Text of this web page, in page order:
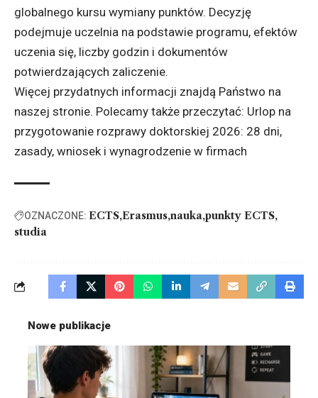
globalnego kursu wymiany punktów. Decyzję
podejmuje uczelnia na podstawie programu, efektów
uczenia się, liczby godzin i dokumentów
potwierdzających zaliczenie.
Więcej przydatnych informacji znajdą Państwo na
naszej stronie. Polecamy także przeczytać: Urlop na
przygotowanie rozprawy doktorskiej 2026: 28 dni,
zasady, wniosek i wynagrodzenie w firmach
OZNACZONE: ECTS Erasmus nauka punkty ECTS
studia
Nowe publikacje